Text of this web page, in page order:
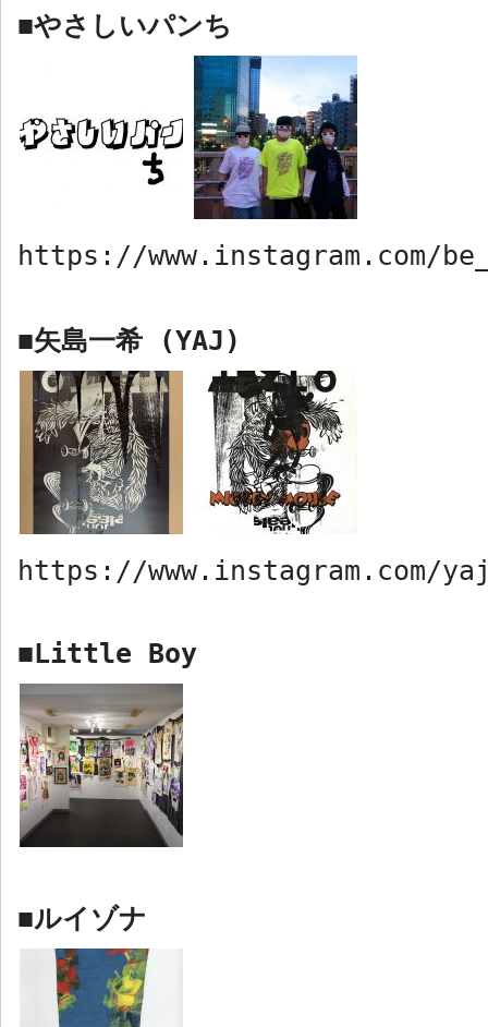
■やさしいパンち
https://www.instagram.com/
■矢島一希 (YAJ)
https://www.instagram.com/
■Little Boy
■ルイゾナ